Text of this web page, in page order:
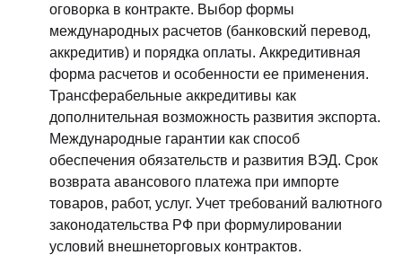
оговорка в контракте. Выбор формы
международных расчетов (банковский перевод,
аккредитив) и порядка оплаты. Аккредитивная
форма расчетов и особенности ее применения.
Трансферабельные аккредитивы как
дополнительная возможность развития экспорта.
Международные гарантии как способ
обеспечения обязательств и развития ВЭД. Срок
возврата авансового платежа при импорте
товаров, работ, услуг. Учет требований валютного
законодательства РФ при формулировании
условий внешнеторговых контрактов.